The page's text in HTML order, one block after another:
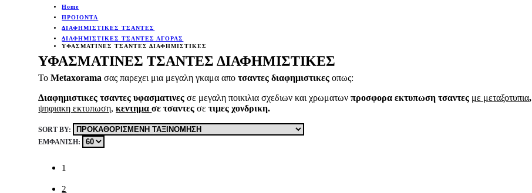
Home
ΠΡΟΙΟΝΤΑ
ΔΙΑΦΗΜΙΣΤΙΚΕΣ ΤΣΑΝΤΕΣ
ΔΙΑΦΗΜΙΣΤΙΚΕΣ ΤΣΑΝΤΕΣ ΑΓΟΡΑΣ
ΥΦΑΣΜΑΤΙΝΕΣ ΤΣΑΝΤΕΣ ΔΙΑΦΗΜΙΣΤΙΚΕΣ
ΥΦΑΣΜΑΤΙΝΕΣ ΤΣΑΝΤΕΣ ΔΙΑΦΗΜΙΣΤΙΚΕΣ
Το Metaxoramaσας παρεχει μια μεγαλη γκαμα αποτσαντες διαφημιστικες οπως:
Διαφημιστικες τσαντες υφασματινες σε μεγαλη ποικιλια σχεδιων και χρωματωνπροσφορα εκτυπωση τσαντες με μεταξοτυπια,
ψηφιακη εκτυπωση,κεντημασε τσαντες σετιμες χονδρικη.
SORT BY:
ΕΜΦΆΝΙΣΗ:
1
2